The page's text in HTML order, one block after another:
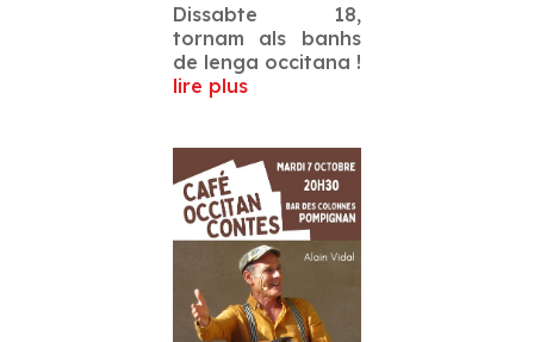
Dissabte 18,
tornam als banhs
de lenga occitana !
lire plus